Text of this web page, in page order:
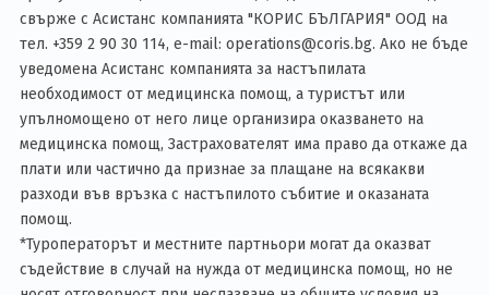
свърже с Асистанс компанията "КОРИС БЪЛГАРИЯ" ООД на
тел. +359 2 90 30 114, е-mail: operations@coris.bg. Ако не бъде
уведомена Асистанс компанията за настъпилата
необходимост от медицинска помощ, а туристът или
упълномощено от него лице организира оказването на
медицинска помощ, Застрахователят има право да откаже да
плати или частично да признае за плащане на всякакви
разходи във връзка с настъпилото събитие и оказаната
помощ.
*Туроператорът и местните партньори могат да оказват
съдействие в случай на нужда от медицинска помощ, но не